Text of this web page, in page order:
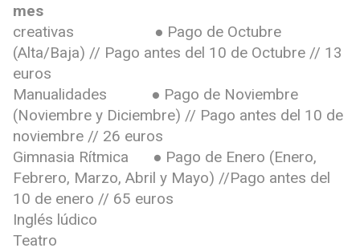
mes
creativas ● Pago de Octubre
(Alta/Baja) // Pago antes del 10 de Octubre // 13
euros
Manualidades ● Pago de Noviembre
(Noviembre y Diciembre) // Pago antes del 10 de
noviembre // 26 euros
Gimnasia Rítmica ● Pago de Enero (Enero,
Febrero, Marzo, Abril y Mayo) //Pago antes del
10 de enero // 65 euros
Inglés lúdico
Teatro